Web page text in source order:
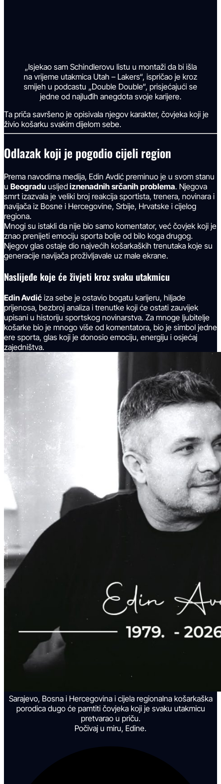
„Isjekao sam Schindlerovu listu u montaži da bi išla
na vrijeme utakmica Utah – Lakers“, ispričao je kroz
smijeh u podcastu „Double Double“, prisjećajući se
jedne od najluđih anegdota svoje karijere.
Ta priča savršeno je opisivala njegov karakter, čovjeka koji je
živio košarku svakim dijelom sebe.
Odlazak koji je pogodio cijeli region
Prema navodima medija, Edin Avdić preminuo je u svom stanu
u Beogradu usljediznenadnih srčanih problema. Njegova
smrt izazvala je veliki broj reakcija sportista, trenera, novinara i
navijača iz Bosne i Hercegovine, Srbije, Hrvatske i cijelog
regiona.
Mnogi su istakli da nije bio samo komentator, već čovjek koji je
znao prenijeti emociju sporta bolje od bilo koga drugog.
Njegov glas ostaje dio najvećih košarkaških trenutaka koje su
generacije navijača proživljavale uz male ekrane.
Naslijeđe koje će živjeti kroz svaku utakmicu
Edin Avdić iza sebe je ostavio bogatu karijeru, hiljade
prijenosa, bezbroj analiza i trenutke koji će ostati zauvijek
upisani u historiju sportskog novinarstva. Za mnoge ljubitelje
košarke bio je mnogo više od komentatora, bio je simbol jedne
ere sporta, glas koji je donosio emociju, energiju i osjećaj
zajedništva.
Sarajevo, Bosna i Hercegovina i cijela regionalna košarkaška
porodica dugo će pamtiti čovjeka koji je svaku utakmicu
pretvarao u priču.
Počivaj u miru, Edine.